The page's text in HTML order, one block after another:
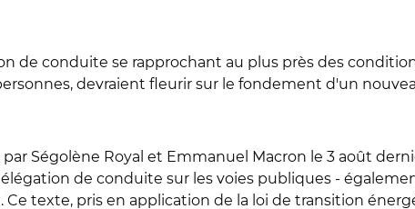
de conduite se rapprochant au plus près des
devraient fleurir sur le fondement d'un
Ségolène Royal et Emmanuel Macron le 3 août
de conduite sur les voies publiques -
Ce texte, pris en application de la loi de transition